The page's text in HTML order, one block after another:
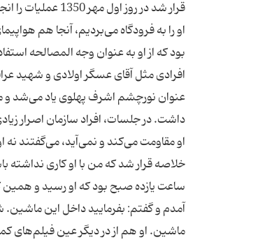
قرار شد در روز
او را به فرودگاه می‌بردیم، آنجا هم
افرادی مثل آقای عسگر اولادی و شهید
عنوان نورچشم اشرف پهلوی یاد می‌شد و
داشت. در جلسات، افراد سازمان اصرار
او مقاومت می‌کند و نمی‌آید، می‌گفتند نه
ساعت یازده صبح بود که او رسید و همین
آمدم و گفتم: بفرمایید داخل این
ماشین. او هم از در دیگر عین فیلم‌های